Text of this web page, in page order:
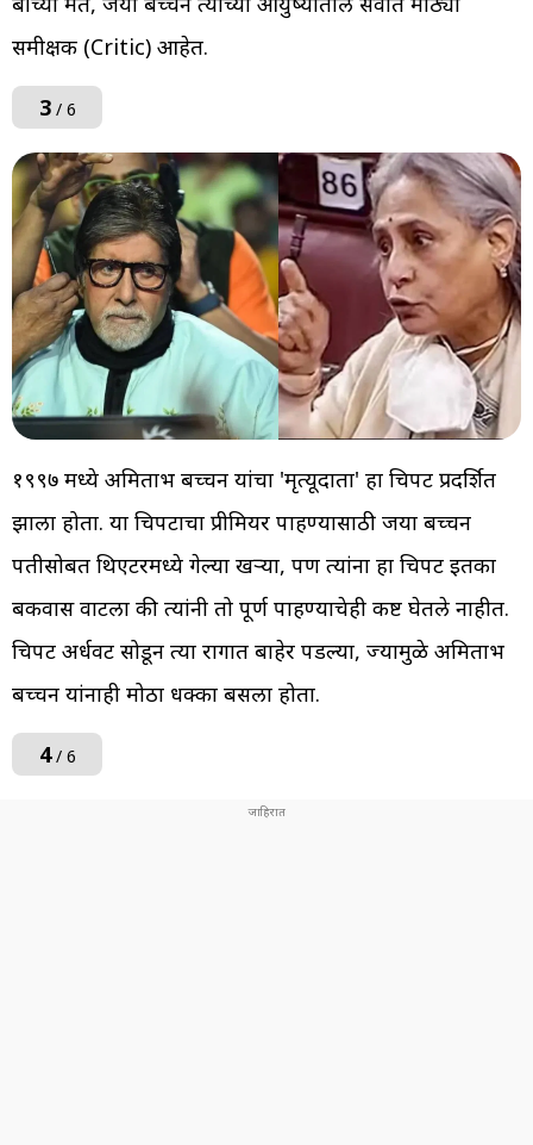
समीक्षक (Critic) आहेत.
3/ 6
१९९७ मध्ये अमिताभ बच्चन यांचा 'मृत्यूदाता' हा चित्रपट प्रदर्शित
झाला होता. या चित्रपटाचा प्रीमियर पाहण्यासाठी जया बच्चन
पतीसोबत थिएटरमध्ये गेल्या खऱ्या, पण त्यांना हा चित्रपट इतका
बकवास वाटला की त्यांनी तो पूर्ण पाहण्याचेही कष्ट घेतले नाहीत.
चित्रपट अर्धवट सोडून त्या रागात बाहेर पडल्या, ज्यामुळे अमिताभ
बच्चन यांनाही मोठा धक्का बसला होता.
4/ 6